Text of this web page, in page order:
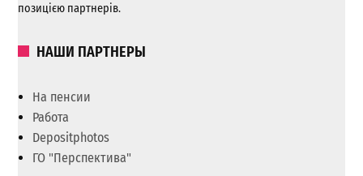
позицією партнерів.
НАШИ ПАРТНЕРЫ
На пенсии
Работа
Depositphotos
ГО "Перспектива"